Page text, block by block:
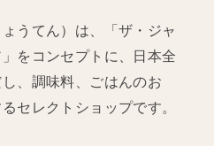
うてん）は、「ザ・ジャ
をコンセプトに、日本全
、調味料、ごはんのお
セレクトショップです。